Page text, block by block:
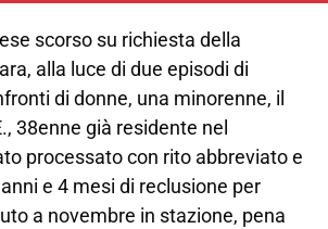
scorso su richiesta della
alla luce di due episodi di
di donne, una minorenne, il
38enne già residente nel
processato con rito abbreviato e
e 4 mesi di reclusione per
a novembre in stazione, pena